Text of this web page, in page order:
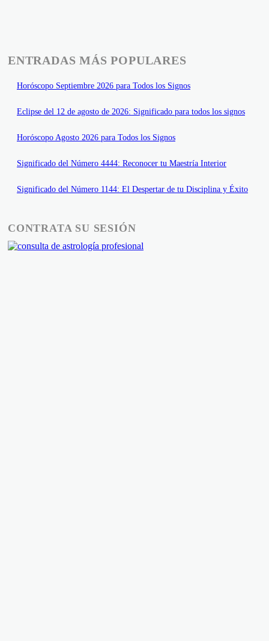
ENTRADAS MÁS POPULARES
Horóscopo Septiembre 2026 para Todos los Signos
Eclipse del 12 de agosto de 2026: Significado para todos los signos
Horóscopo Agosto 2026 para Todos los Signos
Significado del Número 4444: Reconocer tu Maestría Interior
Significado del Número 1144: El Despertar de tu Disciplina y Éxito
CONTRATA SU SESIÓN